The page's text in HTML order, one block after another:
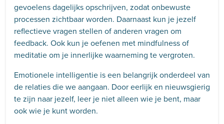
gevoelens dagelijks opschrijven, zodat onbewuste
processen zichtbaar worden. Daarnaast kun je jezelf
reflectieve vragen stellen of anderen vragen om
feedback. Ook kun je oefenen met mindfulness of
meditatie om je innerlijke waarneming te vergroten.
Emotionele intelligentie is een belangrijk onderdeel van
de relaties die we aangaan. Door eerlijk en nieuwsgierig
te zijn naar jezelf, leer je niet alleen wie je bent, maar
ook wie je kunt worden.